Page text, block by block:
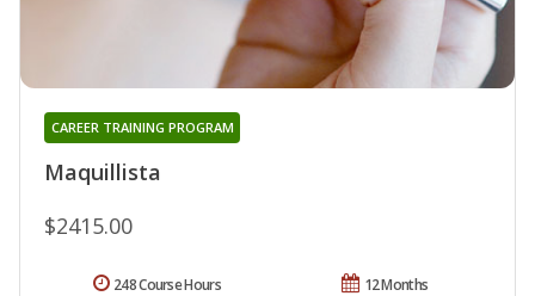
Maquillista
CAREER TRAINING PROGRAM
$2415.00
12 Months
248 Course Hours